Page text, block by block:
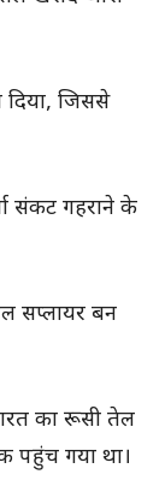
दिया, जिससे
संकट गहराने के
सप्लायर बन
का रूसी तेल
पहुंच गया था।